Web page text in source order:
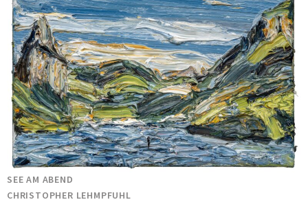
SEE AM ABEND
CHRISTOPHER LEHMPFUHL